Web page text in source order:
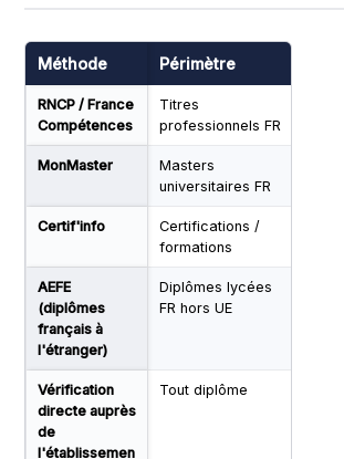
Méthode Périmètre
RNCP / France
Compétences
Titres
professionnels FR
MonMaster
Masters
universitaires FR
Certif'info
Certifications /
formations
AEFE
(diplômes
français à
l'étranger)
Diplômes lycées
FR hors UE
Vérification
directe auprès
de
l'établissemen
Tout diplôme